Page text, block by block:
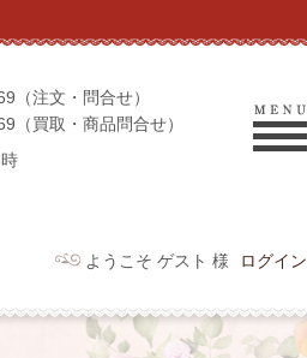
（注文・問合せ）
（買取・商品問合せ）
ようこそ ゲスト 様 ログイン